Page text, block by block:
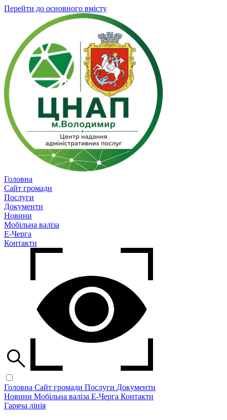
Перейти до основного вмісту
Головна
Сайт громади
Послуги
Документи
Новини
Мобільна валіза
Е-Черга
Контакти
Головна Сайт громади Послуги Документи
Новини Мобільна валіза Е-Черга Контакти
Гаряча лінія